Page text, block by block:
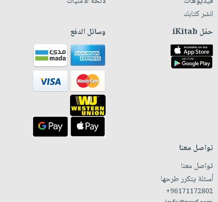
انشر كتابك
حمّل iKitab وسائل الدفع
تواصل معنا
تواصل معنا
أسئلة يتكرر طرحها
+96171172802